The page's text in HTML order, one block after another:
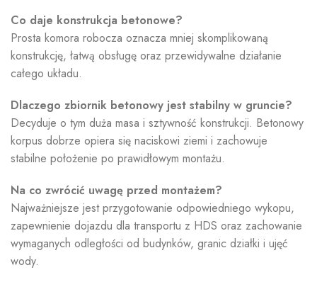
Co daje konstrukcja betonowe?
Prosta komora robocza oznacza mniej skomplikowaną
konstrukcję, łatwą obsługę oraz przewidywalne działanie
całego układu.
Dlaczego zbiornik betonowy jest stabilny w gruncie?
Decyduje o tym duża masa i sztywność konstrukcji. Betonowy
korpus dobrze opiera się naciskowi ziemi i zachowuje
stabilne położenie po prawidłowym montażu.
Na co zwrócić uwagę przed montażem?
Najważniejsze jest przygotowanie odpowiedniego wykopu,
zapewnienie dojazdu dla transportu z HDS oraz zachowanie
wymaganych odległości od budynków, granic działki i ujęć
wody.